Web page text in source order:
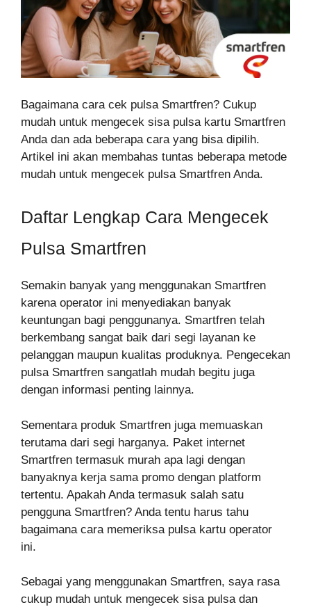
Bagaimana cara cek pulsa Smartfren? Cukup
mudah untuk mengecek sisa pulsa kartu Smartfren
Anda dan ada beberapa cara yang bisa dipilih.
Artikel ini akan membahas tuntas beberapa metode
mudah untuk mengecek pulsa Smartfren Anda.
Daftar Lengkap Cara Mengecek
Pulsa Smartfren
Semakin banyak yang menggunakan Smartfren
karena operator ini menyediakan banyak
keuntungan bagi penggunanya. Smartfren telah
berkembang sangat baik dari segi layanan ke
pelanggan maupun kualitas produknya. Pengecekan
pulsa Smartfren sangatlah mudah begitu juga
dengan informasi penting lainnya.
Sementara produk Smartfren juga memuaskan
terutama dari segi harganya. Paket internet
Smartfren termasuk murah apa lagi dengan
banyaknya kerja sama promo dengan platform
tertentu. Apakah Anda termasuk salah satu
pengguna Smartfren? Anda tentu harus tahu
bagaimana cara memeriksa pulsa kartu operator
ini.
Sebagai yang menggunakan Smartfren, saya rasa
cukup mudah untuk mengecek sisa pulsa dan